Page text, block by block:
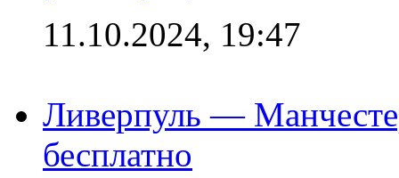
11.10.2024, 19:47
Ливерпуль —
бесплатно